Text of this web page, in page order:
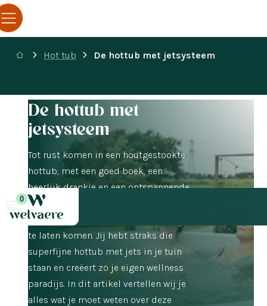
0
Hot tub De hottub met jetsysteem
De hottub met
jetsysteem
Tot rust komen in een houtgestookte
hottub, met een goed boek, een
heerlijk drankje en een ontspannende
rugmassage. Een droom van veel
mensen. Het is tijd om deze droom uit
te laten komen. Jij hebt straks die
superfijne hottub met jets in je tuin
staan en creëert zo je eigen wellness
paradijs. In dit artikel vertellen wij je
alles wat je moet weten over deze